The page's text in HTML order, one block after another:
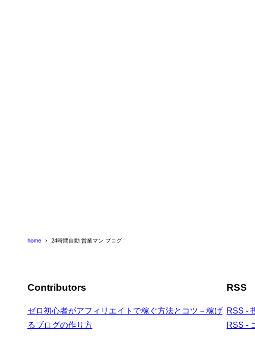
home 24時間自動 営業マン ブログ
Contributors
ゼロ初心者がアフィリエイトで稼ぐ方法とコツ－稼げ
るブログの作り方
RSS
RSS -
RSS -